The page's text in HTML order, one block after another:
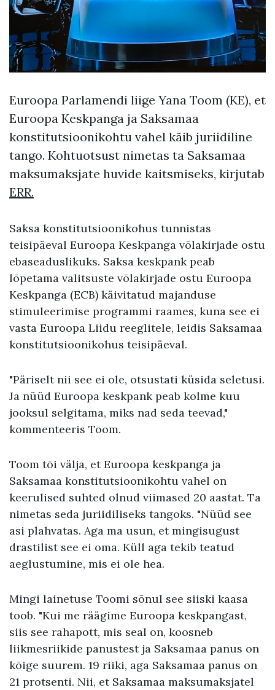
Euroopa Parlamendi liige Yana Toom (KE), et
Euroopa Keskpanga ja Saksamaa
konstitutsioonikohtu vahel käib juriidiline
tango. Kohtuotsust nimetas ta Saksamaa
maksumaksjate huvide kaitsmiseks, kirjutab
ERR.
Saksa konstitutsioonikohus tunnistas
teisipäeval Euroopa Keskpanga võlakirjade ostu
ebaseaduslikuks. Saksa keskpank peab
lõpetama valitsuste võlakirjade ostu Euroopa
Keskpanga (ECB) käivitatud majanduse
stimuleerimise programmi raames, kuna see ei
vasta Euroopa Liidu reeglitele, leidis Saksamaa
konstitutsioonikohus teisipäeval.
"Päriselt nii see ei ole, otsustati küsida seletusi.
Ja nüüd Euroopa keskpank peab kolme kuu
jooksul selgitama, miks nad seda teevad,"
kommenteeris Toom.
Toom tõi välja, et Euroopa keskpanga ja
Saksamaa konstitutsioonikohtu vahel on
keerulised suhted olnud viimased 20 aastat. Ta
nimetas seda juriidiliseks tangoks. "Nüüd see
asi plahvatas. Aga ma usun, et mingisugust
drastilist see ei oma. Küll aga tekib teatud
aeglustumine, mis ei ole hea.
Mingi lainetuse Toomi sõnul see siiski kaasa
toob. "Kui me räägime Euroopa keskpangast,
siis see rahapott, mis seal on, koosneb
liikmesriikide panustest ja Saksamaa panus on
kõige suurem. 19 riiki, aga Saksamaa panus on
21 protsenti. Nii, et Saksamaa maksumaksjatel